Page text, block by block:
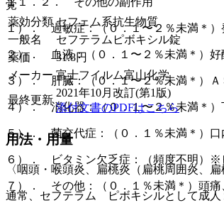
１）． 過敏症：（０．１〜２％未満＊）
２）． 血液：（０．１〜２％未満＊）好
３）． 肝臓：（０．１〜２％未満＊）Ａ
４）． 消化器：（０．１〜２％未満＊）
５）． 菌交代症：（０．１％未満＊）口
６）． ビタミン欠乏症：（頻度不明）※
７）． その他：（０．１％未満＊）頭痛
覚
薬効分類 セフェム系抗生物質
一般名
セフテラムピボキシル錠
薬価
31.8円
メーカー 富士フイルム富山化学
最終更新
2021年10月改訂(第1版)
添付文書のPDFはこちら
用法・用量
〈咽頭・喉頭炎、扁桃炎（扁桃周囲炎、
通常、セフテラム ピボキシルとして成人